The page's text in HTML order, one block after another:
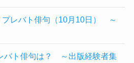
プレバト俳句（10月10日） ～
バト俳句は？ ～出版経験者集